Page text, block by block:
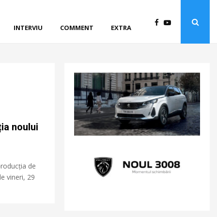
INTERVIU COMMENT EXTRA
noului
de
vineri, 29